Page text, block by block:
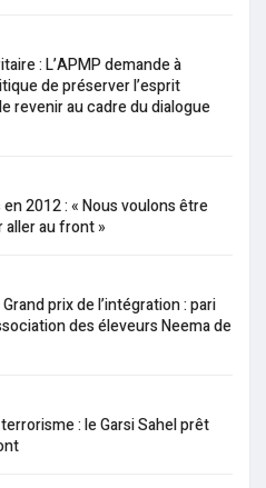
: L’APMP demande à
de préserver l’esprit
revenir au cadre du dialogue
2012 : « Nous voulons être
au front »
prix de l’intégration : pari
des éleveurs Neema de
: le Garsi Sahel prêt